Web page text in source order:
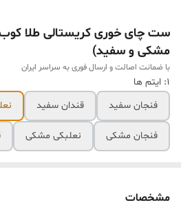
ست چای خوری کریستالی طلا کوب
مشکی و سفید)
با ضمانت اصالت و ارسال فوری به سراسر ایران
۱: ایتم ها
فنجان سفید
قندان سفید
فنجان مشکی نعلبکی مشکی
مشخصات